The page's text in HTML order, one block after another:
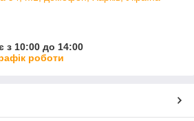
з 10:00 до 14:00
роботи